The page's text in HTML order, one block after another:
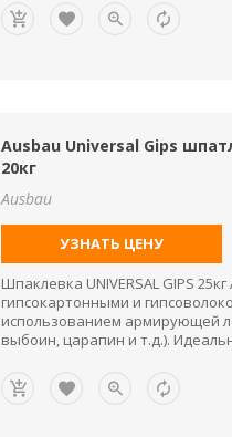
Ausbau Universal Gips
20кг
Ausbau
УЗНАТЬ ЦЕНУ
Шпаклевка UNIVERSAL GIPS
гипсокартонными и
использованием армирующей
выбоин, царапин и т.д.).